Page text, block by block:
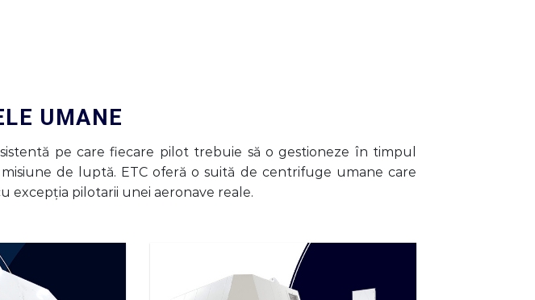
UMANE
pe care fiecare pilot trebuie să o gestioneze în timpul
de luptă. ETC oferă o suită de centrifuge umane care
excepția pilotarii unei aeronave reale.